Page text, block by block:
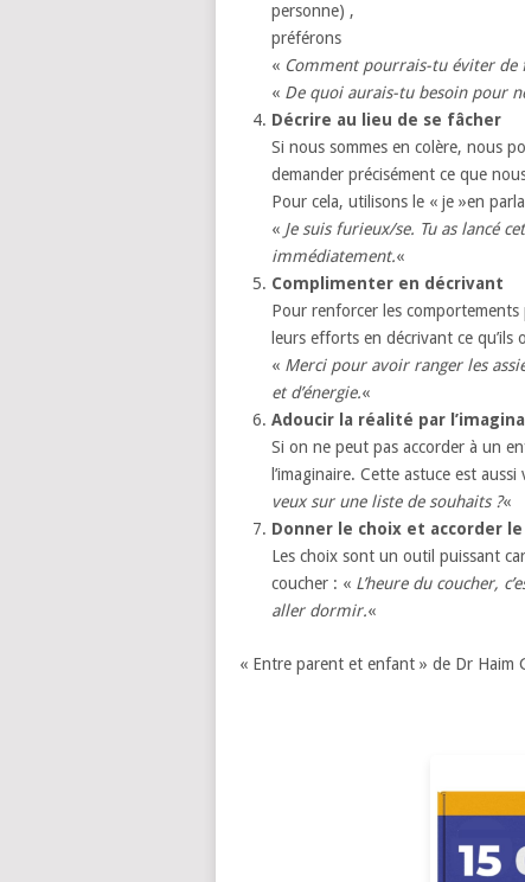
personne) ,
préférons
« Comment pourrais-tu éviter de
« De quoi aurais-tu besoin pour
Décrire au lieu de se fâcher
Si nous sommes en colère, nous
demander précisément ce que
Pour cela, utilisons le « je »en
« Je suis furieux/se. Tu as lancé
immédiatement.«
Complimenter en décrivant
Pour renforcer les
leurs efforts en décrivant ce qu’ils
« Merci pour avoir ranger les
et d’énergie.«
Adoucir la réalité par
Si on ne peut pas accorder à un
l’imaginaire. Cette astuce est
veux sur une liste de souhaits ?«
Donner le choix et accorder
Les choix sont un outil puissant
coucher : « L’heure du coucher,
aller dormir.«
« Entre parent et enfant » de Dr Haim